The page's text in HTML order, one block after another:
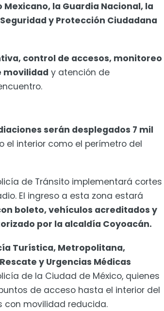
Mexicano, la Guardia Nacional, la
y Protección Ciudadana
control de accesos, monitoreo
movilidad y atención de
serán desplegados 7 mil
el interior como el perímetro del
de Tránsito implementará cortes
El ingreso a esta zona estará
boleto, vehículos acreditados y
por la alcaldía Coyoacán.
Turística, Metropolitana,
y Urgencias Médicas
de la Ciudad de México, quienes
de acceso hasta el interior del
con movilidad reducida.